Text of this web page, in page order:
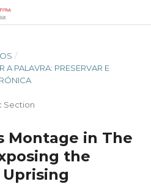
/
A PALAVRA: PRESERVAR E
Section
Montage in The
the
Uprising